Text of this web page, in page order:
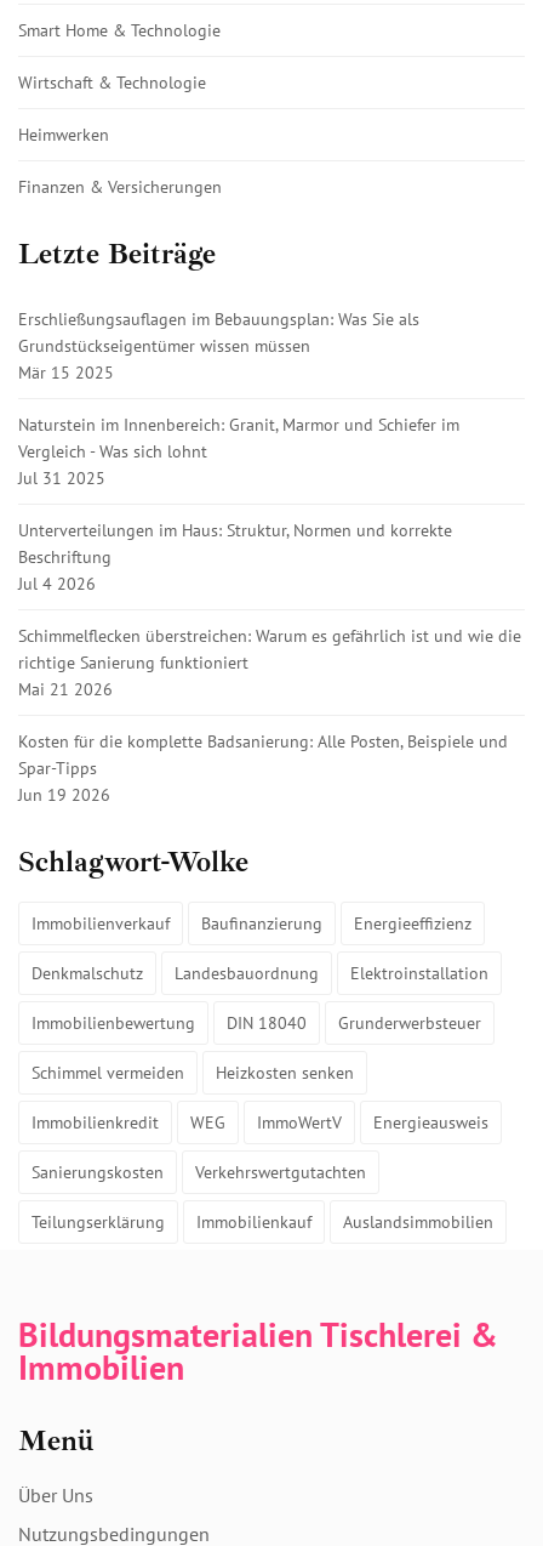
Smart Home & Technologie
Wirtschaft & Technologie
Heimwerken
Finanzen & Versicherungen
Letzte Beiträge
Erschließungsauflagen im Bebauungsplan: Was Sie als
Grundstückseigentümer wissen müssen
Mär 15 2025
Naturstein im Innenbereich: Granit, Marmor und Schiefer im
Vergleich - Was sich lohnt
Jul 31 2025
Unterverteilungen im Haus: Struktur, Normen und korrekte
Beschriftung
Jul 4 2026
Schimmelflecken überstreichen: Warum es gefährlich ist und wie die
richtige Sanierung funktioniert
Mai 21 2026
Kosten für die komplette Badsanierung: Alle Posten, Beispiele und
Spar-Tipps
Jun 19 2026
Schlagwort-Wolke
Immobilienverkauf Baufinanzierung Energieeffizienz
Denkmalschutz Landesbauordnung Elektroinstallation
Immobilienbewertung DIN 18040 Grunderwerbsteuer
Schimmel vermeiden Heizkosten senken
Immobilienkredit WEG ImmoWertV Energieausweis
Sanierungskosten Verkehrswertgutachten
Teilungserklärung Immobilienkauf Auslandsimmobilien
Bildungsmaterialien Tischlerei &
Immobilien
Menü
Über Uns
Nutzungsbedingungen